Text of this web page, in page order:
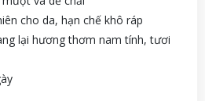
cho da, hạn chế khô ráp
lại hương thơm nam tính, tươi